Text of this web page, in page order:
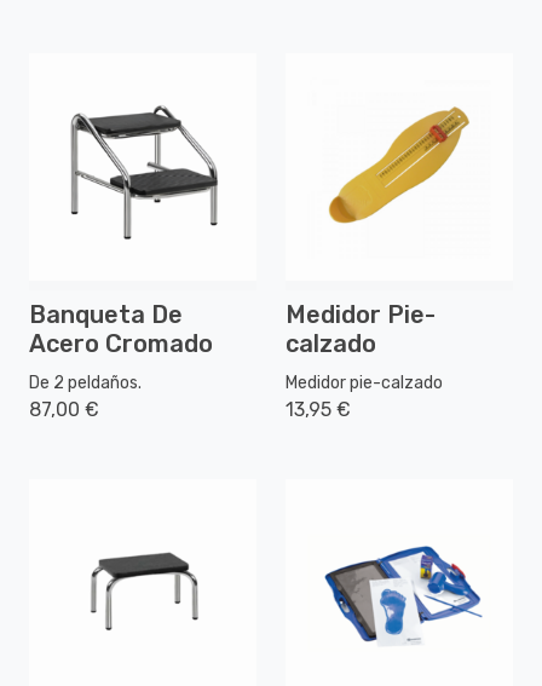
Banqueta De
Acero Cromado
De 2 peldaños.
87,00 €
Medidor Pie-
calzado
Medidor pie-calzado
13,95 €